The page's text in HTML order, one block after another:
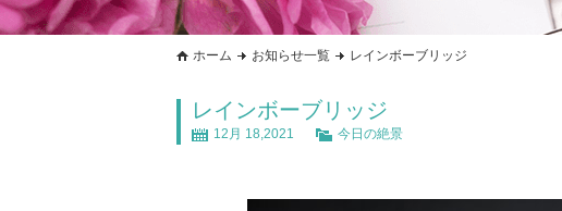
ホーム お知らせ一覧 レインボーブリッジ
レインボーブリッジ
12月 18,2021 今日の絶景